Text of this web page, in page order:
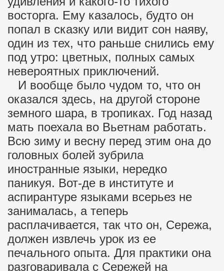
восторга. Ему казалось, будто он
попал в сказку или видит сон наяву,
один из тех, что раньше снились ему
под утро: цветных, полных самых
невероятных приключений.
И вообще было чудом то, что он
оказался здесь, на другой стороне
земного шара, в тропиках. Год назад
мать поехала во Вьетнам работать.
Всю зиму и весну перед этим она до
головных болей зубрила
иностранные языки, нередко
паникуя. Вот-де в институте и
аспирантуре языками всерьез не
занималась, а теперь
расплачивается, так что он, Сережа,
должен извлечь урок из ее
печального опыта. Для практики она
разговаривала с Сережей на